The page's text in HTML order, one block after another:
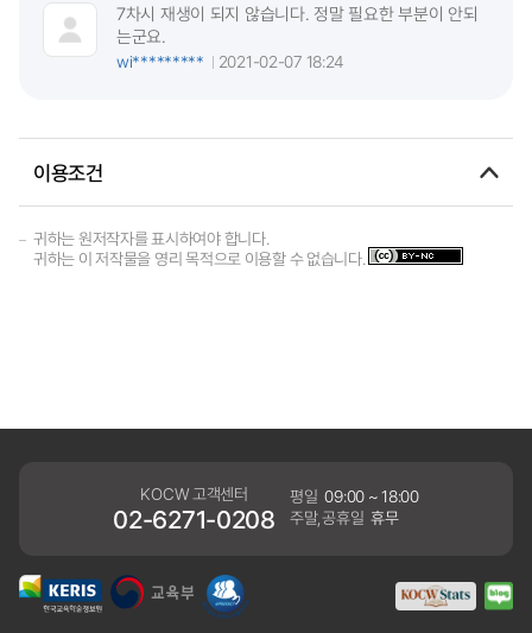
7차시 재생이 되지 않습니다. 정말 필요한 부분이 안되
는군요.
wi*********
2021-02-07 18:24
이용조건
귀하는 원저작자를 표시하여야 합니다.
귀하는 이 저작물을 영리 목적으로 이용할 수 없습니다.
KOCW 고객센터
02-6271-0208
평일 09:00 ~ 18:00
주말,공휴일 휴무